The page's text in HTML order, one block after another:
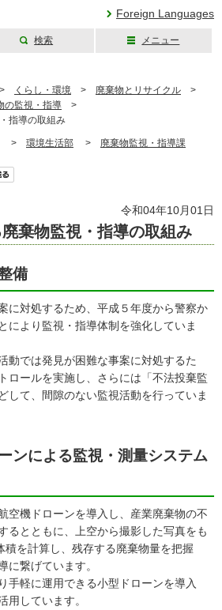
Foreign Languages
検索 メニュー
くらし・環境 > 廃棄物とリサイクル >
の監視・指導 >
指導の取組み
> 環境生活部 > 廃棄物監視・指導課
令和04年10月01日
棄物監視・指導の取組み
備
に対処するため、平成５年度から警察か
により監視・指導体制を強化していま
動では発見が困難な事案に対処するた
ロールを実施し、さらには「不法投棄監
して、間隙のない監視活動を行っていま
ンによる監視・測量システム
空機ドローンを導入し、産業廃棄物の不
るとともに、上空から撮影した写真をも
積を計算し、残存する廃棄物量を把握
に繋げています。
手軽に運用できる小型ドローンを導入
用しています。